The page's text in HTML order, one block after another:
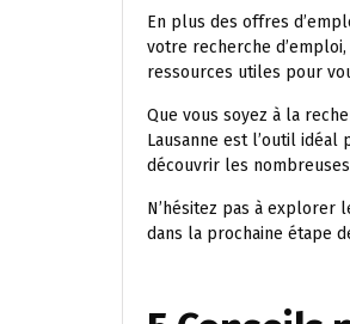
En plus des offres
votre recherche
ressources utiles pour
Que vous soyez à la
Lausanne est l’outil idéal
découvrir les
N’hésitez pas à explorer
dans la prochaine étape